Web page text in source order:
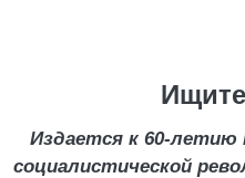
Издается к 60-летию
социалистической